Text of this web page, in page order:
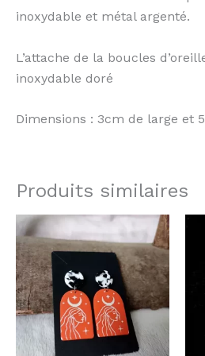
inoxydable et métal argenté.
L’attache de la boucles
inoxydable doré
Dimensions : 3cm de large et
Produits similaires